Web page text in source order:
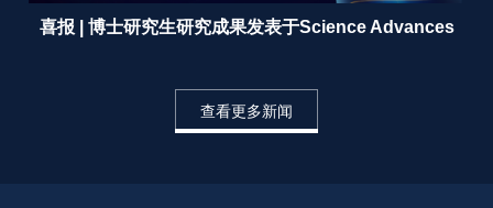
喜报 | 博士研究生研究成果发表于Science Advances
查看更多新闻